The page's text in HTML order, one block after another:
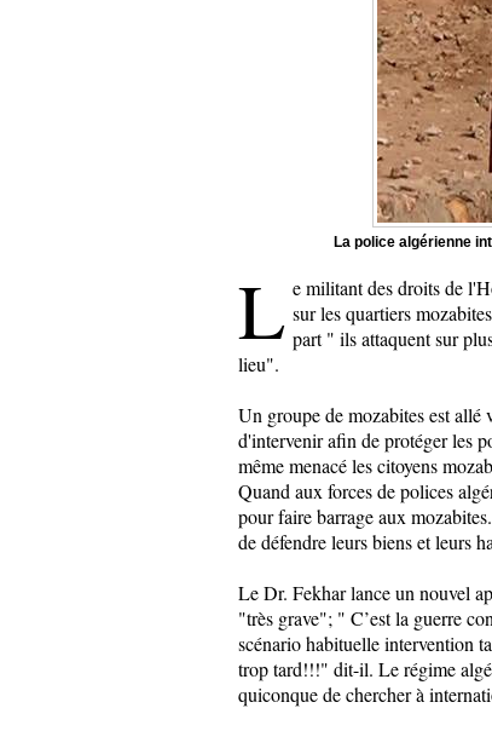
La police algérienne
L e militant des droits de
sur les quartiers
part " ils attaquent sur
lieu".
Un groupe de mozabites est allé
d'intervenir afin de protéger les
même menacé les citoyens
Quand aux forces de polices
pour faire barrage aux
de défendre leurs biens et leurs
Le Dr. Fekhar lance un nouvel
"très grave"; " C’est la guerre
scénario habituelle intervention
trop tard!!!" dit-il. Le régime
quiconque de chercher à